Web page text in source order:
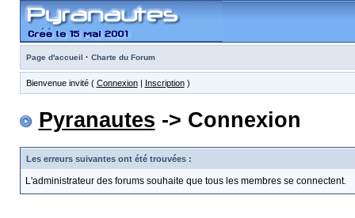
Page d'accueil · Charte du Forum
Bienvenue invité ( Connexion| Inscription)
Pyranautes -> Connexion
Les erreurs suivantes ont été trouvées :
L'administrateur des forums souhaite que tous les membres se connectent.